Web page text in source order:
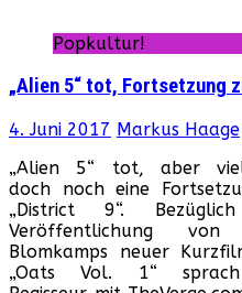
Popkultur!
„Alien 5“ tot, Fortsetzung
4. Juni 2017 Markus Haage
„Alien 5“ tot, aber
doch noch eine
„District 9“.
Veröffentlichung
Blomkamps neuer
„Oats Vol. 1“